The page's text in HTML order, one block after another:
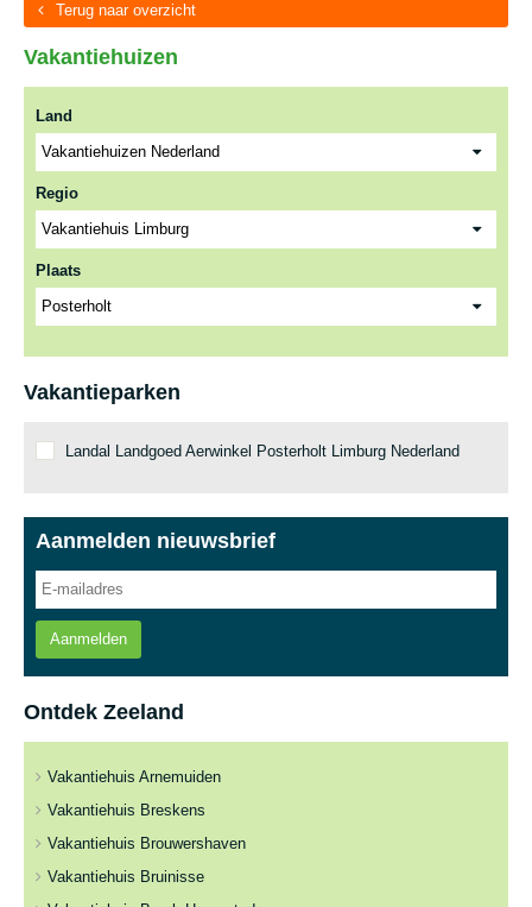
Terug naar overzicht
Vakantiehuizen
Land
Regio
Plaats
Vakantieparken
Landal Landgoed Aerwinkel Posterholt Limburg Nederland
Aanmelden nieuwsbrief
Aanmelden
Ontdek Zeeland
Vakantiehuis Arnemuiden
Vakantiehuis Breskens
Vakantiehuis Brouwershaven
Vakantiehuis Bruinisse